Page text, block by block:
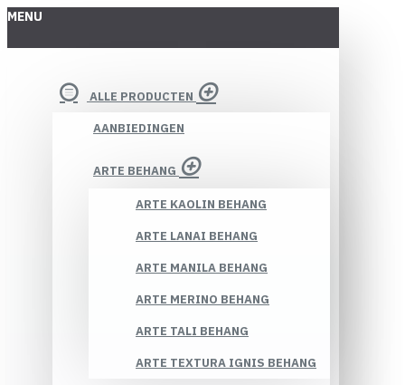
MENU
ALLE PRODUCTEN
AANBIEDINGEN
ARTE BEHANG
ARTE KAOLIN BEHANG
ARTE LANAI BEHANG
ARTE MANILA BEHANG
ARTE MERINO BEHANG
ARTE TALI BEHANG
ARTE TEXTURA IGNIS BEHANG